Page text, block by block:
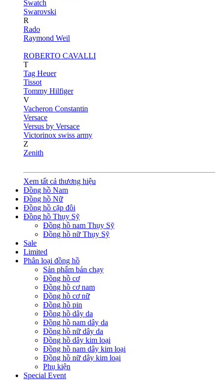
Swatch
Swarovski
R
Rado
Raymond Weil
ROBERTO CAVALLI
T
Tag Heuer
Tissot
Tommy Hilfiger
V
Vacheron Constantin
Versace
Versus by Versace
Victorinox swiss army
Z
Zenith
Xem tất cả thương hiệu
Đồng hồ Nam
Đồng hồ Nữ
Đồng hồ cặp đôi
Đồng hồ Thụy Sỹ
Đồng hồ nam Thụy Sỹ
Đồng hồ nữ Thụy Sỹ
Sale
Limited
Phân loại đồng hồ
Sản phẩm bán chạy
Đồng hồ cơ
Đồng hồ cơ nam
Đồng hồ cơ nữ
Đồng hồ pin
Đồng hồ dây da
Đồng hồ nam dây da
Đồng hồ nữ dây da
Đồng hồ dây kim loại
Đồng hồ nam dây kim loại
Đồng hồ nữ dây kim loại
Phụ kiện
Special Event